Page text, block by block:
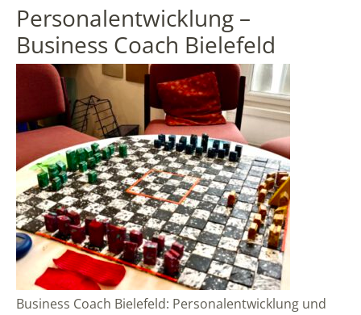
Personalentwicklung –
Business Coach Bielefeld
Business Coach Bielefeld: Personalentwicklung und